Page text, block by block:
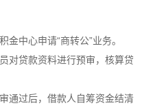
中心申请“商转公”业务。
对贷款资料进行预审，核算贷
通过后，借款人自筹资金结清